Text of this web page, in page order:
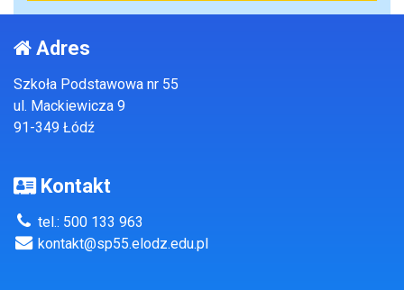
Adres
Szkoła Podstawowa nr 55
ul. Mackiewicza 9
91-349 Łódź
Kontakt
tel.: 500 133 963
kontakt@sp55.elodz.edu.pl